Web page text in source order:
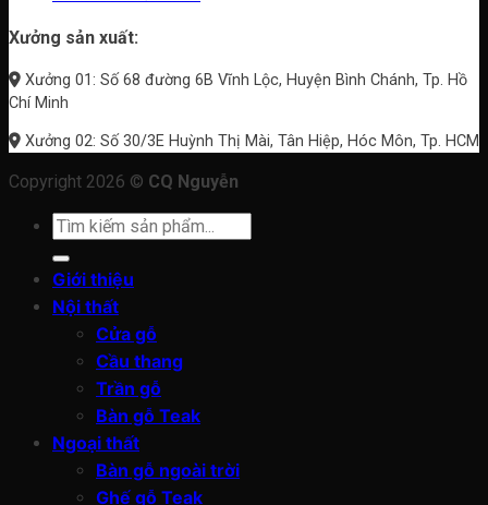
Xưởng sản xuất:
Xưởng 01: Số 68 đường 6B Vĩnh Lộc, Huyện Bình Chánh, Tp. Hồ
Chí Minh
Xưởng 02: Số 30/3E Huỳnh Thị Mài, Tân Hiệp, Hóc Môn, Tp. HCM
Copyright 2026 © CQ Nguyễn
Tìm
kiếm:
Giới thiệu
Nội thất
Cửa gỗ
Cầu thang
Trần gỗ
Bàn gỗ Teak
Ngoại thất
Bàn gỗ ngoài trời
Ghế gỗ Teak